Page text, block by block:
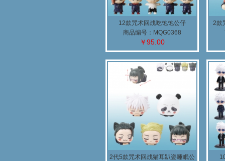
12款咒术回战吃饱饱公仔
商品编号：MQG0368
￥95.00
2款
2代5款咒术回战猫耳趴姿睡眠公